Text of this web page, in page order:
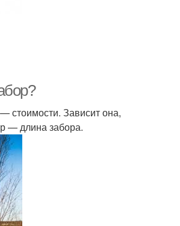
стоимости. Зависит она,
— длина забора.